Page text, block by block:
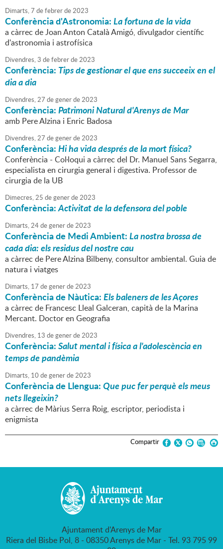
Dimarts,7 defebrerde2023
Conferència d'Astronomia:La fortuna de la vida
a càrrec de Joan Anton Català Amigó, divulgador científic
d'astronomia i astrofísica
Divendres,3 defebrerde2023
Conferència: Tips de gestionar el que ens succeeix en el
dia a dia
Divendres,27 degenerde2023
Conferència:Patrimoni Natural d'Arenys de Mar
amb Pere Alzina i Enric Badosa
Divendres,27 degenerde2023
Conferència:Hi ha vida després de la mort física?
Conferència - Col·loqui a càrrec del Dr. Manuel Sans Segarra,
especialista en cirurgia general i digestiva. Professor de
cirurgia de la UB
Dimecres,25 degenerde2023
Conferència:Activitat de la defensora del poble
Dimarts,24degenerde2023
Conferència de Medi Ambient:La nostra brossa de
cada dia: els residus del nostre cau
a càrrec de Pere Alzina Bilbeny, consultor ambiental. Guia de
natura i viatges
Dimarts, 17 degenerde2023
Conferència de Nàutica:Els baleners de les Açores
a càrrec de Francesc Lleal Galceran, capità de la Marina
Mercant. Doctor en Geografia
Divendres, 13 degenerde2023
Conferència:Salut mental i física a l'adolescència en
temps de pandèmia
Dimarts, 10 degenerde2023
Conferència de Llengua:Que puc fer perquè els meus
nets llegeixin?
a càrrec de Màrius Serra Roig, escriptor, periodista i
enigmista
Compartir
Ajuntament d'Arenys de Mar
Riera del Bisbe Pol, 8 - 08350 Arenys de Mar - Tel. 93 795 99